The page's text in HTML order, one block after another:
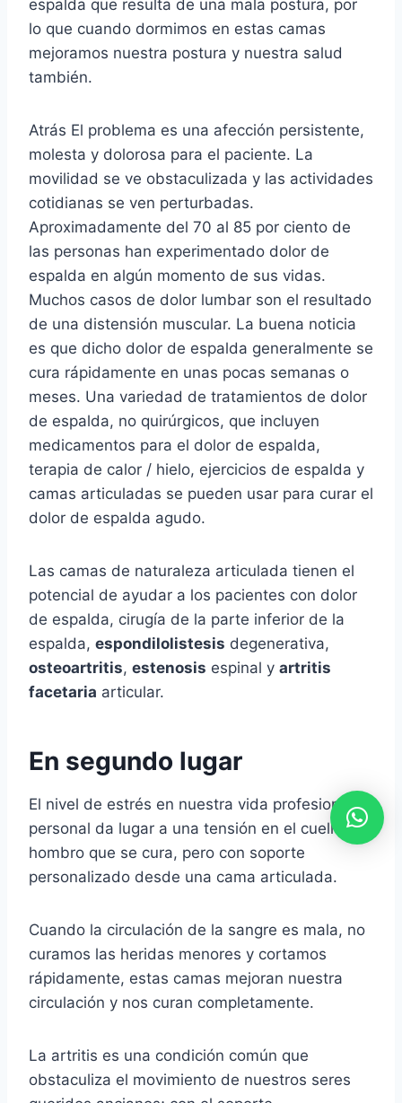
espalda que resulta de una mala postura, por
lo que cuando dormimos en estas camas
mejoramos nuestra postura y nuestra salud
también.
Atrás El problema es una afección persistente,
molesta y dolorosa para el paciente. La
movilidad se ve obstaculizada y las actividades
cotidianas se ven perturbadas.
Aproximadamente del 70 al 85 por ciento de
las personas han experimentado dolor de
espalda en algún momento de sus vidas.
Muchos casos de dolor lumbar son el resultado
de una distensión muscular. La buena noticia
es que dicho dolor de espalda generalmente se
cura rápidamente en unas pocas semanas o
meses. Una variedad de tratamientos de dolor
de espalda, no quirúrgicos, que incluyen
medicamentos para el dolor de espalda,
terapia de calor / hielo, ejercicios de espalda y
camas articuladas se pueden usar para curar el
dolor de espalda agudo.
Las camas de naturaleza articulada tienen el
potencial de ayudar a los pacientes con dolor
de espalda, cirugía de la parte inferior de la
espalda, espondilolistesis degenerativa,
osteoartritis, estenosis espinal y artritis
facetaria articular.
En segundo lugar
El nivel de estrés en nuestra vida profesional y
personal da lugar a una tensión en el cuello y el
hombro que se cura, pero con soporte
personalizado desde una cama articulada.
Cuando la circulación de la sangre es mala, no
curamos las heridas menores y cortamos
rápidamente, estas camas mejoran nuestra
circulación y nos curan completamente.
La artritis es una condición común que
obstaculiza el movimiento de nuestros seres